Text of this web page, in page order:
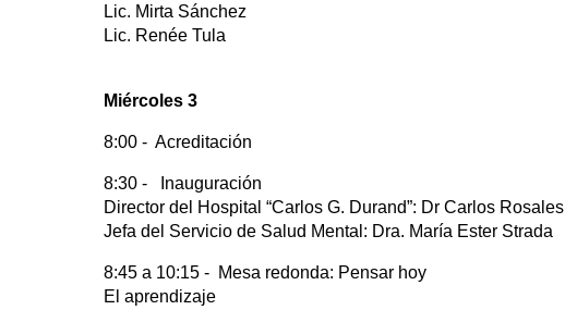
Lic. Mirta Sánchez
Lic. Renée Tula
Miércoles 3
8:00 - Acreditación
8:30 - Inauguración
Director del Hospital “Carlos G. Durand”: Dr Carlos Rosales
Jefa del Servicio de Salud Mental: Dra. María Ester Strada
8:45 a 10:15 - Mesa redonda: Pensar hoy
El aprendizaje